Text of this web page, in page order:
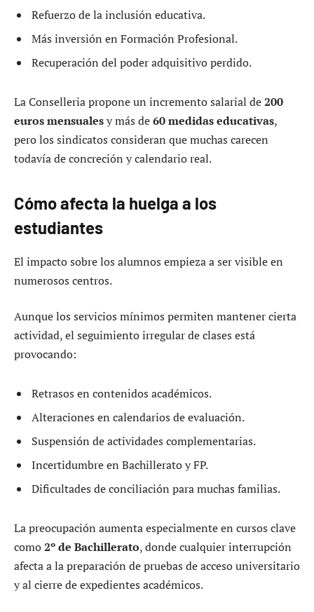
Refuerzo de la inclusión educativa.
Más inversión en Formación Profesional.
Recuperación del poder adquisitivo perdido.
La Conselleria propone un incremento salarial de200
euros mensualesy más de60 medidas educativas,
pero los sindicatos consideran que muchas carecen
todavía de concreción y calendario real.
Cómo afecta la huelga a los
estudiantes
El impacto sobre los alumnos empieza a ser visible en
numerosos centros.
Aunque los servicios mínimos permiten mantener cierta
actividad, el seguimiento irregular de clases está
provocando:
Retrasos en contenidos académicos.
Alteraciones en calendarios de evaluación.
Suspensión de actividades complementarias.
Incertidumbre en Bachillerato y FP.
Dificultades de conciliación para muchas familias.
La preocupación aumenta especialmente en cursos clave
como2º de Bachillerato, donde cualquier interrupción
afecta a la preparación de pruebas de acceso universitario
y al cierre de expedientes académicos.